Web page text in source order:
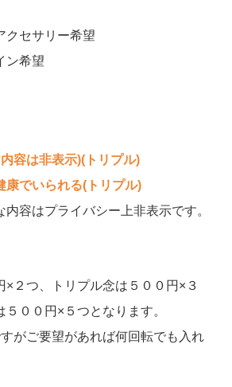
クセサリー希望
ン希望
容は非表示)(トリプル)
康でいられる(トリプル)
容はプライバシー上非表示です。
×２つ、トリプル念は５００円×３
００円×５つとなります。
がご要望があれば何回転でも入れ